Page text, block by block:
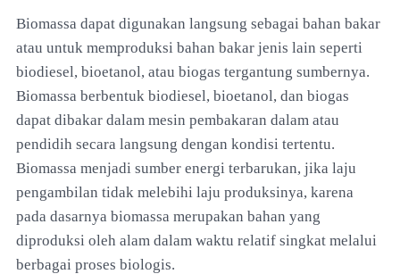
Biomassa dapat digunakan langsung sebagai bahan bakar
atau untuk memproduksi bahan bakar jenis lain seperti
biodiesel, bioetanol, atau biogas tergantung sumbernya.
Biomassa berbentuk biodiesel, bioetanol, dan biogas
dapat dibakar dalam mesin pembakaran dalam atau
pendidih secara langsung dengan kondisi tertentu.
Biomassa menjadi sumber energi terbarukan, jika laju
pengambilan tidak melebihi laju produksinya, karena
pada dasarnya biomassa merupakan bahan yang
diproduksi oleh alam dalam waktu relatif singkat melalui
berbagai proses biologis.